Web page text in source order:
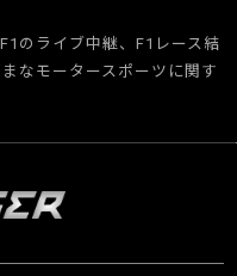
のライブ中継、F1レース結
なモータースポーツに関す